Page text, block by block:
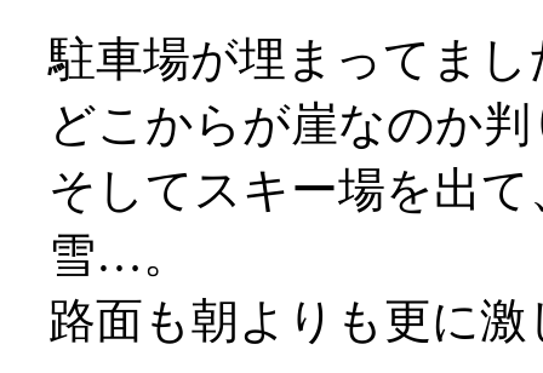
駐車場が埋まってま
どこからが崖なのか
そしてスキー場を出
雪…。
路面も朝よりも更に